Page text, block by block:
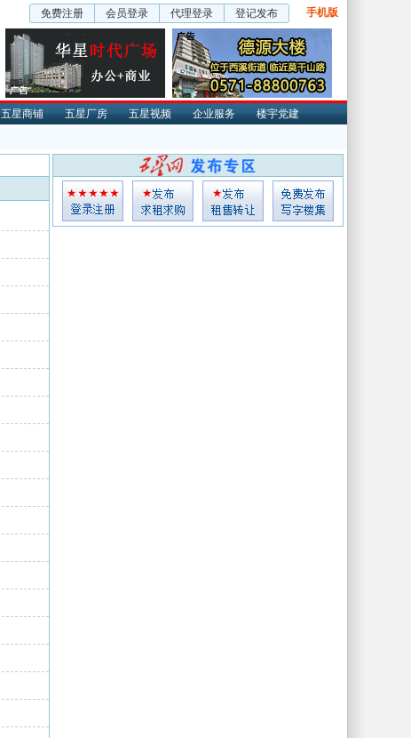
免费注册 会员登录 代理登录 登记发布 手机版
五星商铺 五星厂房 五星视频 企业服务
楼宇党建